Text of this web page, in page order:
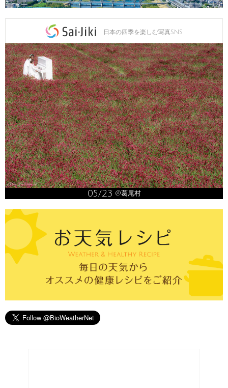
日本の四季を楽しむ写真SNS
05/23 @葛尾村